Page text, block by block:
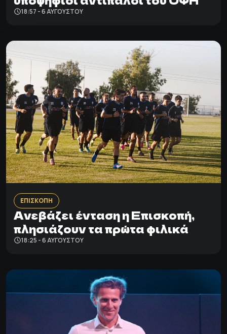
18:57 - 6 ΑΥΓΟΎΣΤΟΥ
ΕΠΙΣΚΟΠΗ
Ανεβάζει ένταση η Επισκοπή,
πλησιάζουν τα πρώτα φιλικά
18:25 - 6 ΑΥΓΟΎΣΤΟΥ